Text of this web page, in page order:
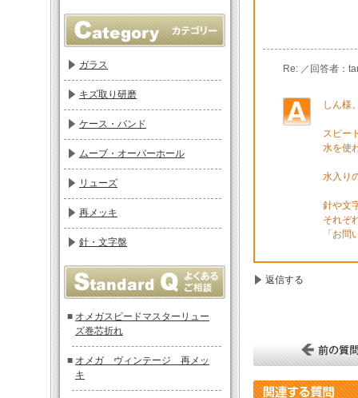
Re: ／回答者：
しん様
スピー
水を使
水入り
針や文
それぞ
「お
返信する
ガラス
キズ取り研磨
ケース・バンド
ムーブ・オーバーホール
リューズ
再メッキ
針・文字盤
■ オメガスピードマスターリュー
ズ巻芯折れ
■ オメガ ヴィンテージ 再メッ
キ